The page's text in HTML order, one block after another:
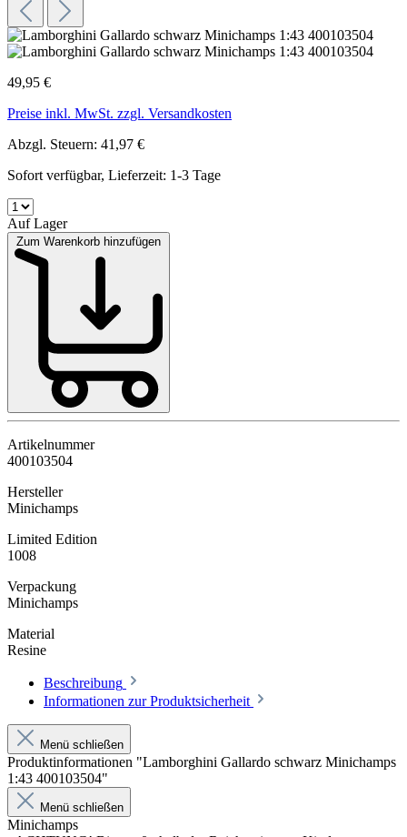
49,95 €
Preise inkl. MwSt. zzgl. Versandkosten
Abzgl. Steuern: 41,97 €
Sofort verfügbar, Lieferzeit: 1-3 Tage
Auf Lager
Zum Warenkorb hinzufügen
Artikelnummer
400103504
Hersteller
Minichamps
Limited Edition
1008
Verpackung
Minichamps
Material
Resine
Beschreibung
Informationen zur Produktsicherheit
Menü schließen
Produktinformationen "Lamborghini Gallardo schwarz Minichamps
1:43 400103504"
Menü schließen
Minichamps